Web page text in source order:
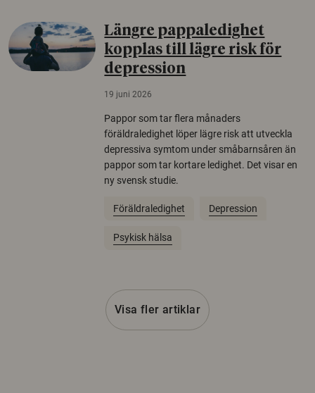
Längre pappaledighet
kopplas till lägre risk för
depression
19 juni 2026
Pappor som tar flera månaders
föräldraledighet löper lägre risk att utveckla
depressiva symtom under småbarnsåren än
pappor som tar kortare ledighet. Det visar en
ny svensk studie.
Föräldraledighet Depression
Psykisk hälsa
Visa fler artiklar